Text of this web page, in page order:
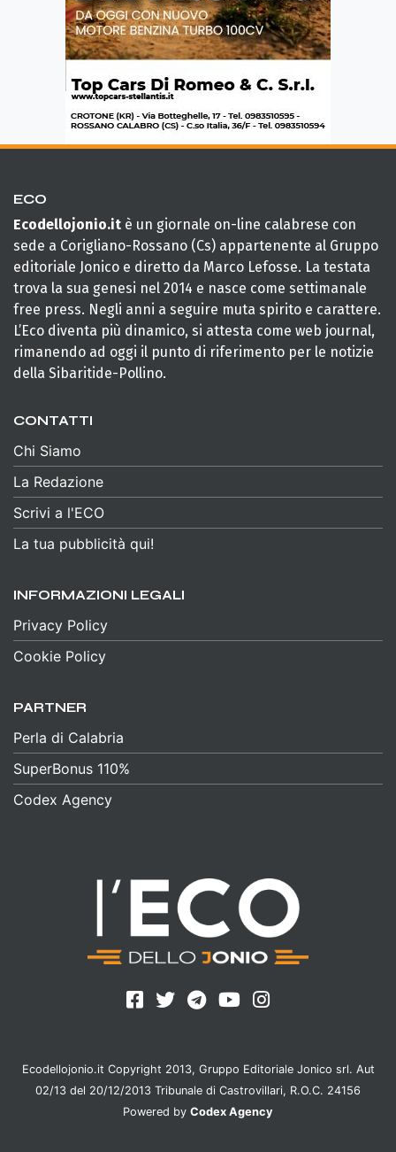
ECO
Ecodellojonio.it è un giornale on-line calabrese con
sede a Corigliano-Rossano (Cs) appartenente al Gruppo
editoriale Jonico e diretto da Marco Lefosse. La testata
trova la sua genesi nel 2014 e nasce come settimanale
free press. Negli anni a seguire muta spirito e carattere.
L’Eco diventa più dinamico, si attesta come web journal,
rimanendo ad oggi il punto di riferimento per le notizie
della Sibaritide-Pollino.
CONTATTI
Chi Siamo
La Redazione
Scrivi a l'ECO
La tua pubblicità qui!
INFORMAZIONI LEGALI
Privacy Policy
Cookie Policy
PARTNER
Perla di Calabria
SuperBonus 110%
Codex Agency
Ecodellojonio.it Copyright 2013, Gruppo Editoriale Jonico srl. Aut
02/13 del 20/12/2013 Tribunale di Castrovillari, R.O.C. 24156
Powered by Codex Agency